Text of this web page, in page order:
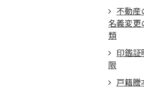
不動産
名義変更
類
印鑑証
限
戸籍謄